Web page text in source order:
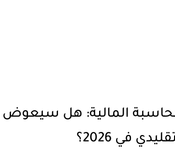
المالية: هل سيعوض
في 2026؟